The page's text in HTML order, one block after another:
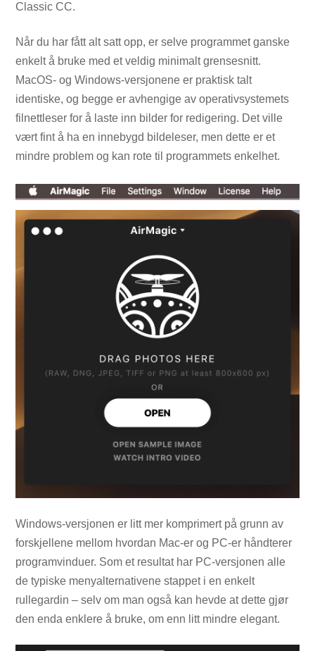
Classic CC.
Når du har fått alt satt opp, er selve programmet ganske
enkelt å bruke med et veldig minimalt grensesnitt.
MacOS- og Windows-versjonene er praktisk talt
identiske, og begge er avhengige av operativsystemets
filnettleser for å laste inn bilder for redigering. Det ville
vært fint å ha en innebygd bildeleser, men dette er et
mindre problem og kan rote til programmets enkelhet.
Windows-versjonen er litt mer komprimert på grunn av
forskjellene mellom hvordan Mac-er og PC-er håndterer
programvinduer. Som et resultat har PC-versjonen alle
de typiske menyalternativene stappet i en enkelt
rullegardin – selv om man også kan hevde at dette gjør
den enda enklere å bruke, om enn litt mindre elegant.